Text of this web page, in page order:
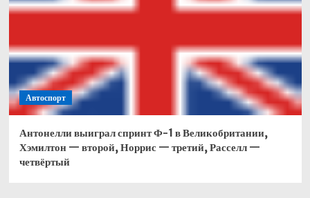
Автоспорт
Антонелли выиграл спринт Ф-1 в Великобритании,
Хэмилтон — второй, Норрис — третий, Расселл —
четвёртый